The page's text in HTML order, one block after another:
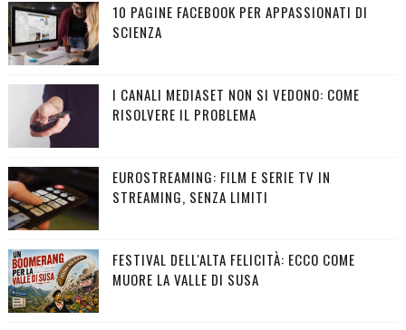
10 PAGINE FACEBOOK PER APPASSIONATI DI
SCIENZA
I CANALI MEDIASET NON SI VEDONO: COME
RISOLVERE IL PROBLEMA
EUROSTREAMING: FILM E SERIE TV IN
STREAMING, SENZA LIMITI
FESTIVAL DELL'ALTA FELICITÀ: ECCO COME
MUORE LA VALLE DI SUSA